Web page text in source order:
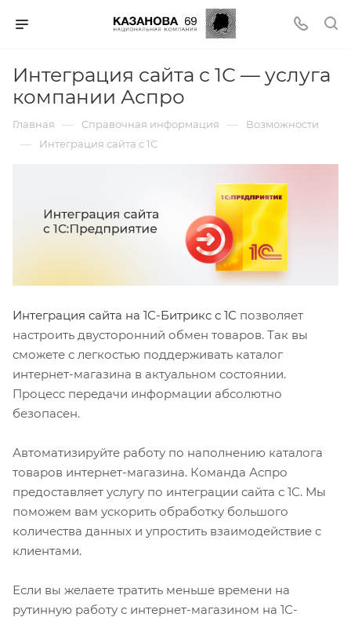
Интеграция сайта с 1С — услуга
компании Аспро
Главная — Справочная информация — Возможности
— Интеграция сайта с 1С
Интеграция сайта на 1С-Битрикс с 1С позволяет
настроить двусторонний обмен товаров. Так вы
сможете с легкостью поддерживать каталог
интернет-магазина в актуальном состоянии.
Процесс передачи информации абсолютно
безопасен.
Автоматизируйте работу по наполнению каталога
товаров интернет-магазина. Команда Аспро
предоставляет услугу по интеграции сайта с 1С. Мы
поможем вам ускорить обработку большого
количества данных и упростить взаимодействие с
клиентами.
Если вы желаете тратить меньше времени на
рутинную работу с интернет-магазином на 1С-